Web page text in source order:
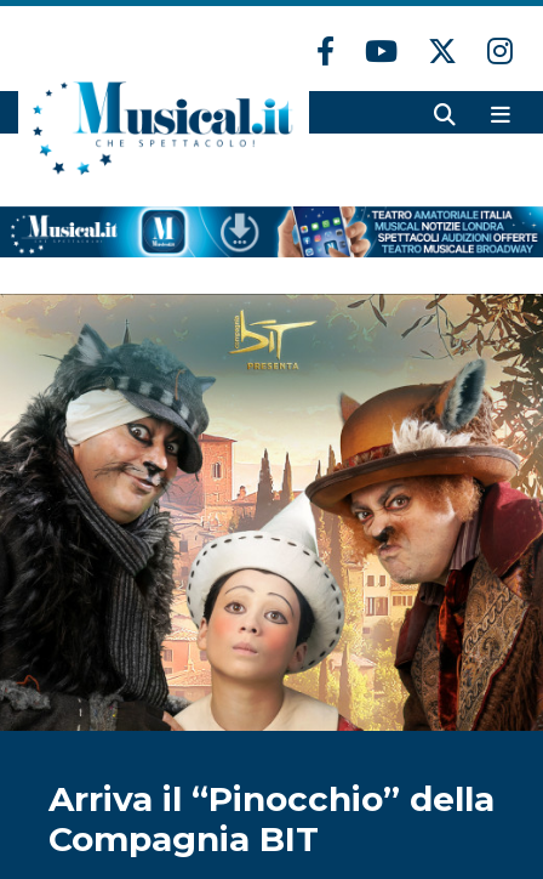
Arriva il “Pinocchio” della
Compagnia BIT